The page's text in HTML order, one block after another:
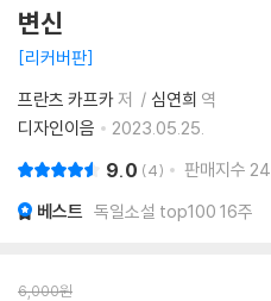
변신
리커버판
프란츠 카프카저 심연희 역
디자인이음
2023.05.25.
9.0 4 판매지수 24
베스트 독일소설 top100 16주
6,000원